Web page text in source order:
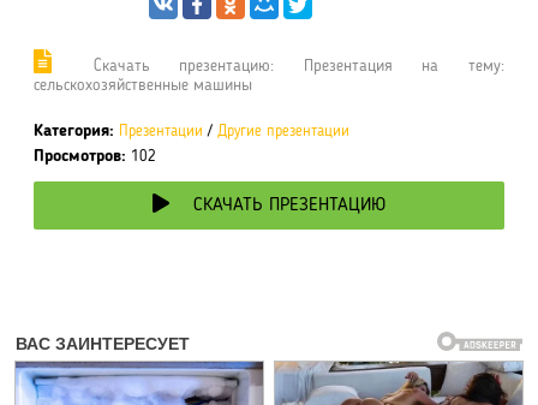
Cкачать презентацию: Презентация на тему:
сельскохозяйственные машины
Категория: Презентации / Другие презентации
Просмотров: 102
СКАЧАТЬ ПРЕЗЕНТАЦИЮ